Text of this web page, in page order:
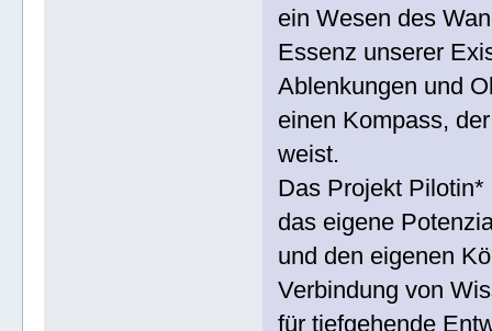
ein Wesen des
Essenz unserer
Ablenkungen und
einen Kompass,
weist.
Das Projekt
das eigene
und den eigenen
Verbindung von
für tiefgehende